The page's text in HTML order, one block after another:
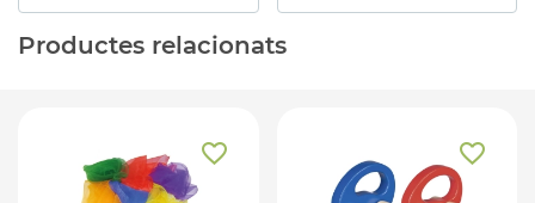
Productes relacionats